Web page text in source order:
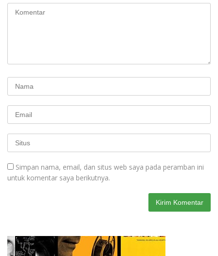
Simpan nama, email, dan situs web saya pada peramban ini
untuk komentar saya berikutnya.